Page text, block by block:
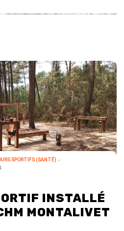
SPORTIFS (SANTÉ)
INSTALLÉ
MONTALIVET